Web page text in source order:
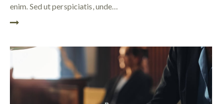
enim. Sed ut perspiciatis, unde…